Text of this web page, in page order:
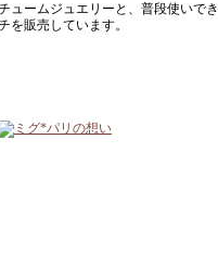
ュームジュエリーと、普段使いでき
を販売しています。